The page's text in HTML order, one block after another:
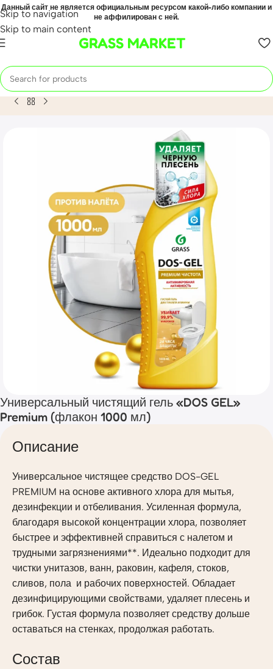
Skip to navigation
Skip to main content
Данный сайт не является официальным ресурсом какой-либо компании и
не аффилирован с ней.
GRASS MARKET
Home Mahsulot Универсальный чистящий гель «DOS
Универсальный чистящий гель «DOS GEL»
Premium (флакон 1000 мл)
Описание
Универсальное чистящее средство DOS-GEL
PREMIUM на основе активного хлора для мытья,
дезинфекции и отбеливания. Усиленная формула,
благодаря высокой концентрации хлора, позволяет
быстрее и эффективней справиться с налетом и
трудными загрязнениями**. Идеально подходит для
чистки унитазов, ванн, раковин, кафеля, стоков,
сливов, пола и рабочих поверхностей. Обладает
дезинфицирующими свойствами, удаляет плесень и
грибок. Густая формула позволяет средству дольше
оставаться на стенках, продолжая работать.
Состав